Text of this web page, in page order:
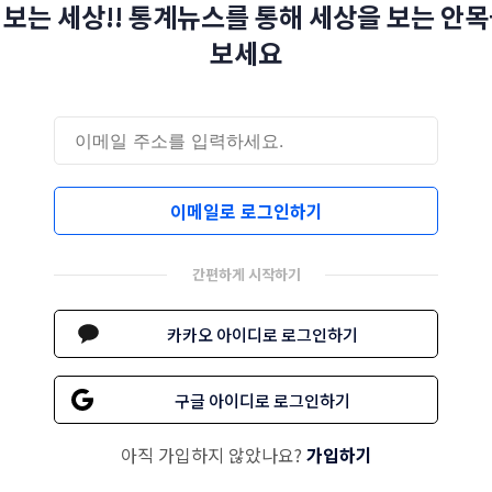
는 세상!! 통계뉴스를 통해 세상을 보는 안
보세요
이메일로 로그인하기
간편하게 시작하기
카카오 아이디로 로그인하기
구글 아이디로 로그인하기
아직 가입하지 않았나요? 가입하기